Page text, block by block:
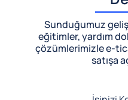
Sunduğumuz
eğitimler, yardım
çözümlerimizlee-
satışa